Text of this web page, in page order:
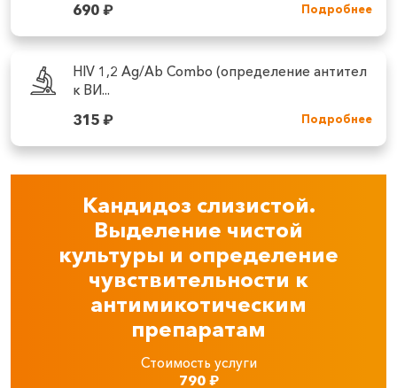
690₽ Подробнее
HIV 1,2 Ag/Ab Combo (определение антител
к ВИ...
315₽ Подробнее
Кандидоз слизистой.
Выделение чистой
культуры и определение
чувствительности к
антимикотическим
препаратам
Стоимость услуги
790₽